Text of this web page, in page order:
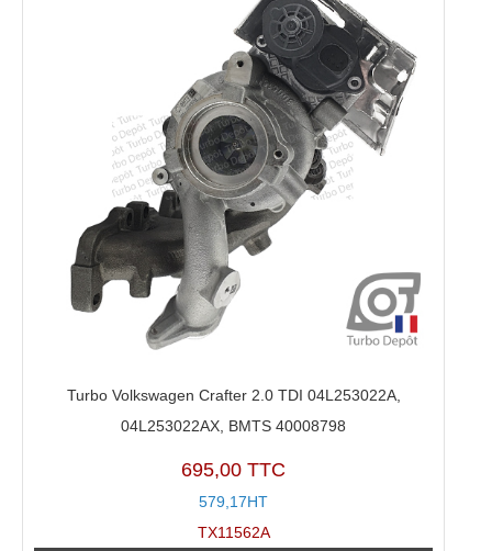
Turbo Volkswagen Crafter 2.0 TDI 04L253022A,
04L253022AX, BMTS 40008798
695,00 TTC
579,17HT
TX11562A